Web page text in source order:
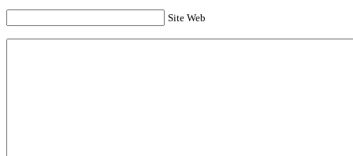
Site Web